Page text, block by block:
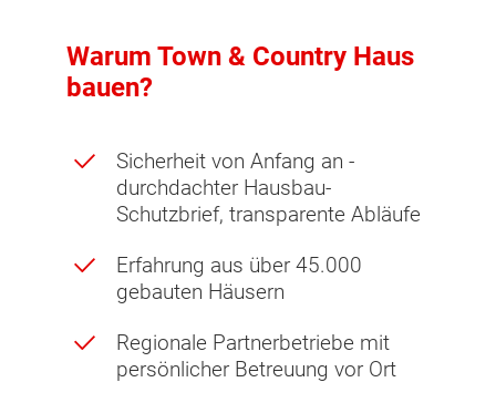
Warum Town & Country Haus
bauen?
Sicherheit von Anfang an -
durchdachter Hausbau-
Schutzbrief, transparente Abläufe
Erfahrung aus über 45.000
gebauten Häusern
Regionale Partnerbetriebe mit
persönlicher Betreuung vor Ort